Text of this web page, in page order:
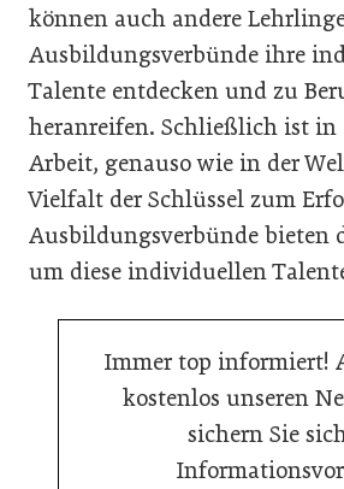
können auch andere
Ausbildungsverbünde ihre
Talente entdecken und zu
heranreifen. Schließlich ist in
Arbeit, genauso wie in der
Vielfalt der Schlüssel zum
Ausbildungsverbünde bieten
um diese individuellen
Immer top informiert!
kostenlos unseren
sichern Sie